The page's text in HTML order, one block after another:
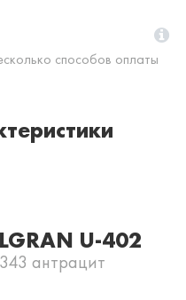
способов оплаты
U-402
антрацит